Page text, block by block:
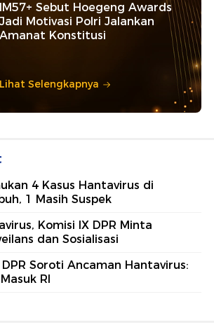
IM57+ Sebut Hoegeng Awards
Jadi Motivasi Polri Jalankan
Amanat Konstitusi
Lihat Selengkapnya
4 Kasus Hantavirus di
1 Masih Suspek
Komisi IX DPR Minta
dan Sosialisasi
Soroti Ancaman Hantavirus:
RI